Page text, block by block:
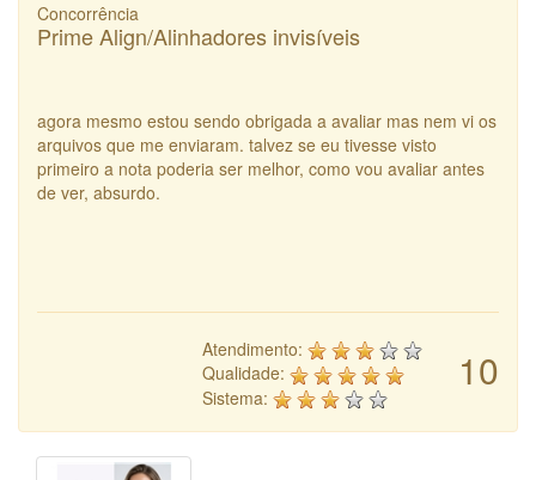
Concorrência
Prime Align/Alinhadores invisíveis
agora mesmo estou sendo obrigada a avaliar mas nem vi os
arquivos que me enviaram. talvez se eu tivesse visto
primeiro a nota poderia ser melhor, como vou avaliar antes
de ver, absurdo.
10
Atendimento:
Qualidade:
Sistema: